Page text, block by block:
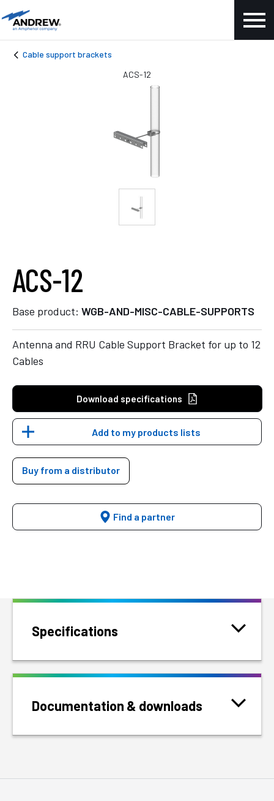
Cable support brackets
ACS-12
Base product: WGB-AND-MISC-CABLE-SUPPORTS
Antenna and RRU Cable Support Bracket for up to 12
Cables
Download specifications
Add to my products lists
Buy from a distributor
Find a partner
ACS-12
Specifications
Documentation & downloads